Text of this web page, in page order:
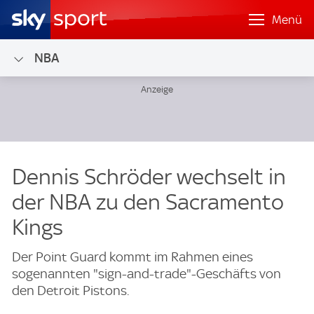
Menü
NBA
Dennis Schröder wechselt in
der NBA zu den Sacramento
Kings
Der Point Guard kommt im Rahmen eines
sogenannten "sign-and-trade"-Geschäfts von
den Detroit Pistons.